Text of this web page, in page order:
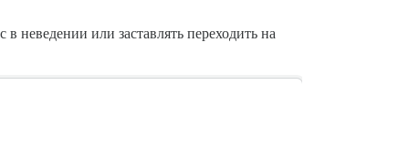
неведении или заставлять переходить на